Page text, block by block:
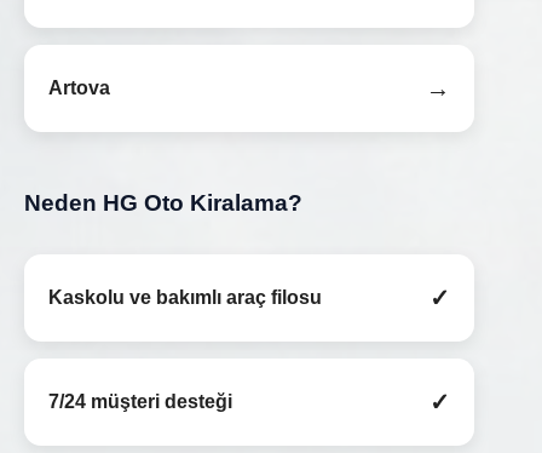
Artova →
Neden HG Oto Kiralama?
Kaskolu ve bakımlı araç filosu ✓
7/24 müşteri desteği ✓